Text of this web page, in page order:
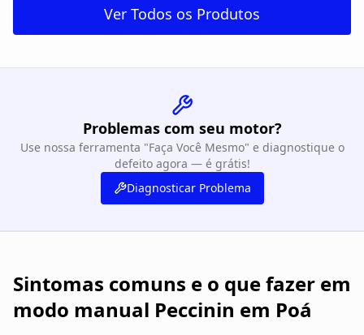
Ver Todos os Produtos
Problemas com seu motor?
Use nossa ferramenta "Faça Você Mesmo" e diagnostique o
defeito agora — é grátis!
Diagnosticar Problema
Sintomas comuns e o que fazer em
modo manual Peccinin em Poá